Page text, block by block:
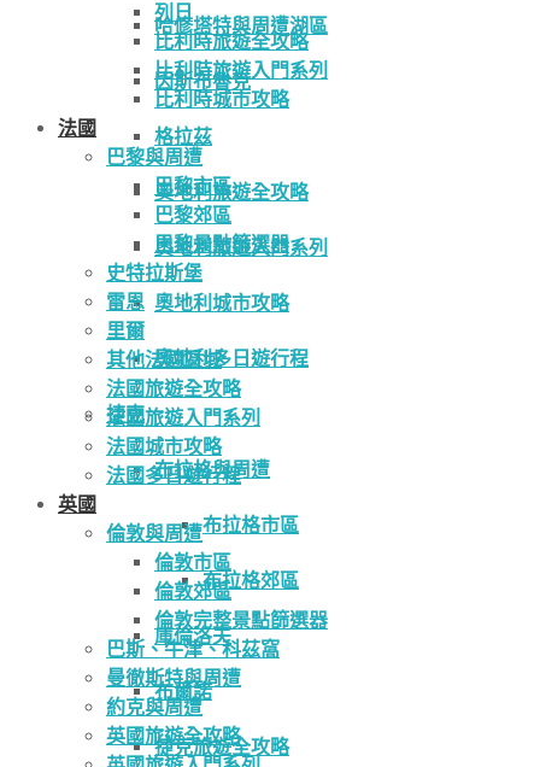
哈修塔特與周遭湖區
因斯布魯克
格拉茲
奧地利旅遊全攻略
奧地利旅遊入門系列
奧地利城市攻略
奧地利多日遊行程
捷克
布拉格與周遭
布拉格市區
布拉格郊區
庫倫洛夫
布爾諾
捷克旅遊全攻略
列日
比利時旅遊全攻略
比利時旅遊入門系列
比利時城市攻略
法國
巴黎與周遭
巴黎市區
巴黎郊區
巴黎景點篩選器
史特拉斯堡
雷恩
里爾
其他法國區域
法國旅遊全攻略
法國旅遊入門系列
法國城市攻略
法國多日遊行程
英國
倫敦與周遭
倫敦市區
倫敦郊區
倫敦完整景點篩選器
巴斯、牛津、科茲窩
曼徹斯特與周遭
約克與周遭
英國旅遊全攻略